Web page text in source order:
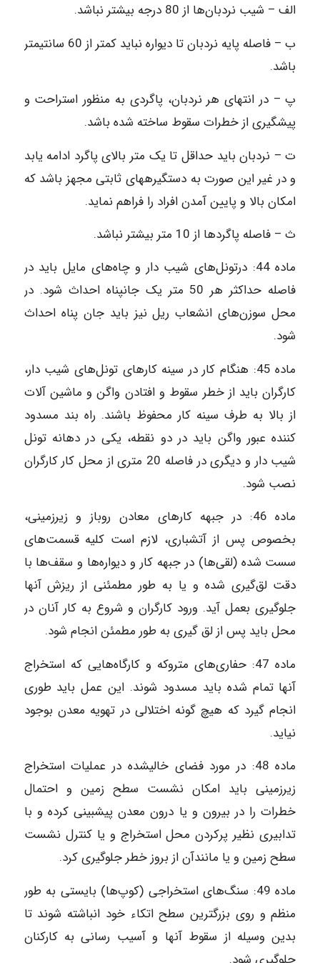
الف – شیب نردبان‌ها از 80 درجه بیشتر نباشد.
ب – فاصله پایه نردبان تا دیواره نباید کمتر از 60 سانتیمتر
باشد.
پ – در انتهای هر نردبان، پاگردی به منظور استراحت و
پیشگیری از خطرات سقوط ساخته شده باشد.
ت – نردبان باید حداقل تا یک متر بالای پاگرد ادامه یابد
و در غیر این صورت به دستگیره‎های ثابتی مجهز باشد که
امکان بالا و پایین آمدن افراد را فراهم نماید.
ث – فاصله پاگردها از 10 متر بیشتر نباشد.
ماده‌ 44: درتونل‌های شیب دار و چاه‌های مایل باید در
فاصله حداکثر هر 50 متر یک جان‎پناه احداث شود. در
محل سوزن‌های انشعاب ریل نیز باید جان پناه احداث
شود.
ماده‌ 45: هنگام کار در سینه کار‌های تونل‌های شیب دار،
کارگران باید از خطر سقوط و افتادن واگن و ماشین آلات
از بالا به طرف سینه کار محفوظ باشند. راه بند مسدود
کننده عبور واگن باید در دو نقطه، یکی در دهانه تونل
شیب دار و دیگری در فاصله 20 متری از محل کار کارگران
نصب شود.
ماده‌ 46: در جبهه کارهای معادن روباز و زیرزمینی،
بخصوص پس از آتشباری، لازم است کلیه قسمت‌های
سست شده (لقی‌ها) در جبهه کار و دیواره‌ها و سقف‌ها با
دقت لق‌گیری شده و یا به طور مطمئنی از ریزش آنها
جلوگیری بعمل آید. ورود کارگران و شروع به کار آنان در
محل باید پس از لق گیری به طور مطمئن انجام شود.
ماده‌ 47: حفاری‌های متروکه و کارگاه‌هایی که استخراج
آنها تمام شده باید مسدود شوند. این عمل باید طوری
انجام گیرد که هیچ گونه اختلالی در تهویه معدن بوجود
نیاید.
ماده 48: در مورد فضای خالی‎شده در عملیات استخراج
زیرزمینی باید امکان ‎نشست‎ سطح زمین و احتمال
خطرات را در بیرون و یا درون معدن پیش‎بینی کرده و با
تدابیری نظیر پر‎کردن محل استخراج و یا کنترل نشست
ماده‌ 49: سنگ‌های استخراجی (کوپ‌ها) بایستی به طور
منظم و روی بزرگترین سطح اتکاء خود انباشته شوند تا
بدین وسیله از سقوط آنها و آسیب رسانی به کارکنان